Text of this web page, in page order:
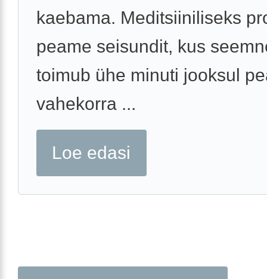
kaebama. Meditsiiniliseks
peame seisundit, kus
toimub ühe minuti jooksul
vahekorra ...
Loe edasi